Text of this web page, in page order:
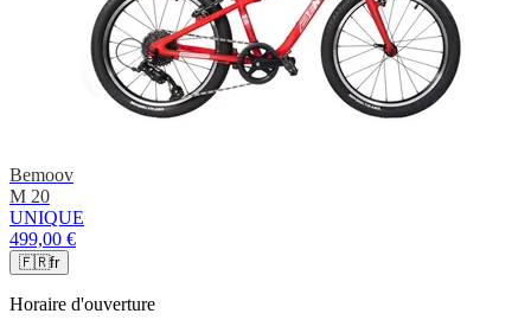
Bemoov
M 20
UNIQUE
499,00 €
🇫🇷fr
Horaire d'ouverture